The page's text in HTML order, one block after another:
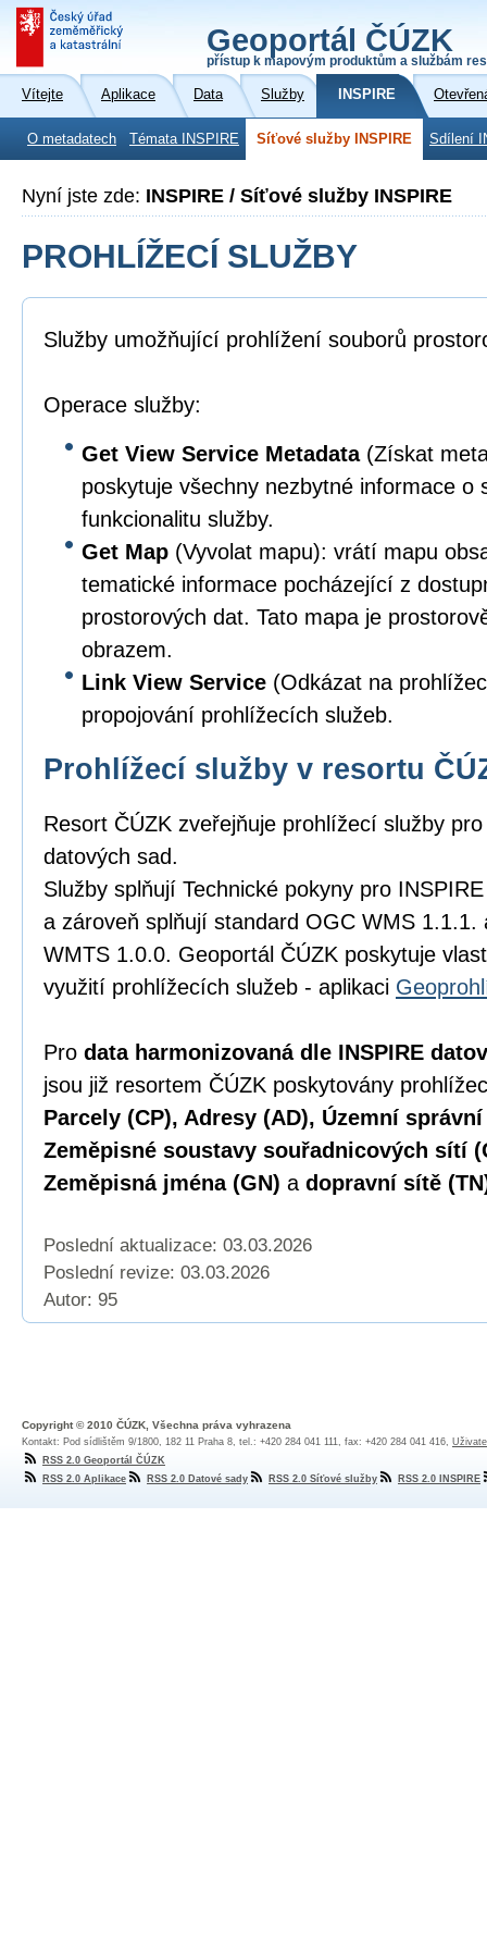
Geoportál ČÚZK
přístup k mapovým produktům a službám
Vítejte Aplikace Data Služby INSPIRE
O metadatech Témata INSPIRE Síťové služby INSPIRE Sdílení
Nyní jste zde: INSPIRE / Síťové služby INSPIRE
PROHLÍŽECÍ SLUŽBY
Služby umožňující prohlížení souborů
Operace služby:
Get View Service Metadata(Získat
poskytuje všechny nezbytné informace o
funkcionalitu služby.
Get Map (Vyvolat mapu): vrátí mapu
tematické informace pocházející z
prostorových dat. Tato mapa je
obrazem.
Link View Service (Odkázat na
propojování prohlížecích služeb.
Prohlížecí služby v resortu
Resort ČÚZK zveřejňuje prohlížecí služby
datových sad.
Služby splňují Technické pokyny pro
a zároveň splňují standard OGC WMS 1.1.1.
WMTS 1.0.0. Geoportál ČÚZK poskytuje
využití prohlížecích služeb - aplikaci
Pro data harmonizovaná dle INSPIRE
jsou již resortem ČÚZK poskytovány
Parcely (CP), Adresy (AD), Územní
Zeměpisné soustavy souřadnicových sítí
Zeměpisná jména (GN) a dopravní sítě
Poslední aktualizace: 03.03.2026
Poslední revize: 03.03.2026
Autor: 95
Copyright © 2010 ČÚZK, Všechna práva vyhrazena
Kontakt: Pod sídlištěm 9/1800, 182 11 Praha 8, tel.: +420 284 041 111, fax: +420 284 041 416,
RSS 2.0 Geoportál ČÚZK
RSS 2.0 Aplikace
RSS 2.0 Datové sady RSS 2.0 Síťové služby RSS 2.0 INSPIRE